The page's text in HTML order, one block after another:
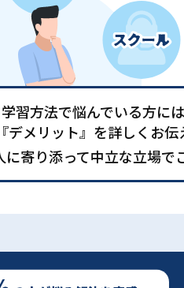
習方法で悩んでいる方には
メリット』を詳しくお伝
に寄り添って中立な立場で